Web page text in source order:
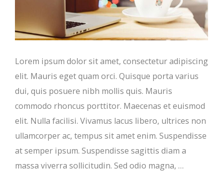
Lorem ipsum dolor sit amet, consectetur adipiscing
elit. Mauris eget quam orci. Quisque porta varius
dui, quis posuere nibh mollis quis. Mauris
commodo rhoncus porttitor. Maecenas et euismod
elit. Nulla facilisi. Vivamus lacus libero, ultrices non
ullamcorper ac, tempus sit amet enim. Suspendisse
at semper ipsum. Suspendisse sagittis diam a
massa viverra sollicitudin. Sed odio magna, …